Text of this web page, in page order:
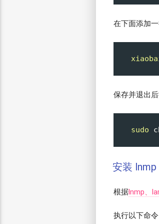
在下面添加
保存并退出
sudo
安装 lnmp
根据lnmp、
执行以下命令